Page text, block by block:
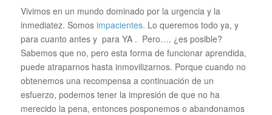
Vivimos en un mundo dominado por la urgencia y la
inmediatez. Somos impacientes. Lo queremos todo ya, y
para cuanto antes y para YA . Pero…. ¿es posible?
Sabemos que no, pero esta forma de funcionar aprendida,
puede atraparnos hasta inmovilizarnos. Porque cuando no
obtenemos una recompensa a continuación de un
esfuerzo, podemos tener la impresión de que no ha
merecido la pena, entonces posponemos o abandonamos